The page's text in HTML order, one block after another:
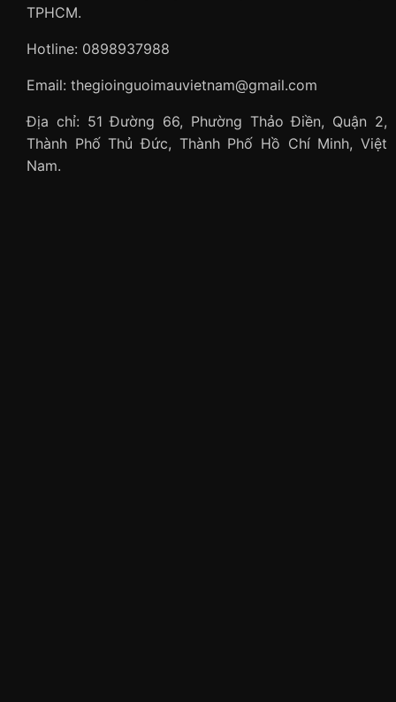
TPHCM.
Hotline: 0898937988
Email: thegioinguoimauvietnam@gmail.com
Địa chỉ: 51 Đường 66, Phường Thảo Điền, Quận 2,
Thành Phố Thủ Đức, Thành Phố Hồ Chí Minh, Việt
Nam.